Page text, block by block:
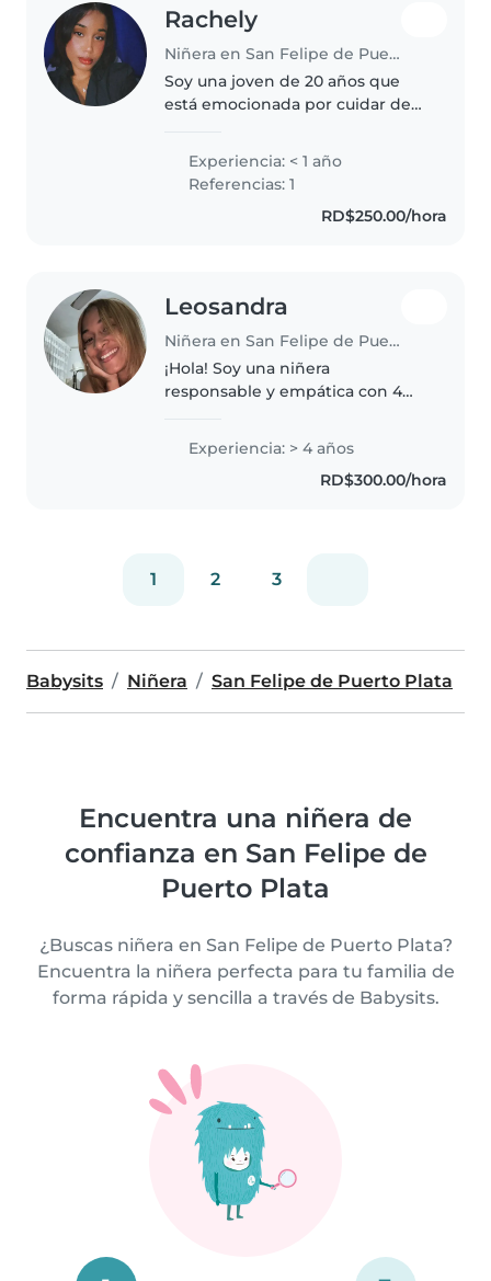
Rachely
Niñera en San Felipe de Puerto Plata
Soy una joven de 20 años que
está emocionada por cuidar de
experiencia trabajando como
niñera, he pasado mucho tiempo
cuidando de mis primos
Experiencia: < 1 año
Referencias: 1
RD$250.00/hora
Leosandra
Niñera en San Felipe de Puerto Plata
¡Hola! Soy una niñera
responsable y empática con 4
bebés, niños pequeños y
preescolares. Actualmente, estoy
estudiando la licenciatura en
Experiencia: > 4 años
RD$300.00/hora
1 2 3
Babysits Niñera San Felipe de Puerto Plata
Encuentra una niñera de
confianza en San Felipe de
Puerto Plata
¿Buscas niñera en San Felipe de Puerto Plata?
Encuentra la niñera perfecta para tu familia de
forma rápida y sencilla a través de Babysits.